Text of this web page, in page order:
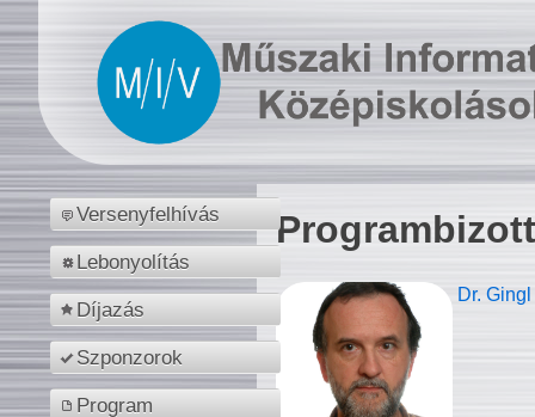
Versenyfelhívás
Lebonyolítás
Díjazás
Szponzorok
Program
Dr.